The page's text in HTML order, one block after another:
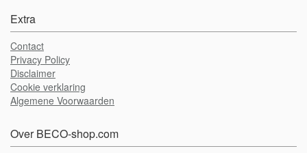
Extra
Contact
Privacy Policy
Disclaimer
Cookie verklaring
Algemene Voorwaarden
Over BECO-shop.com